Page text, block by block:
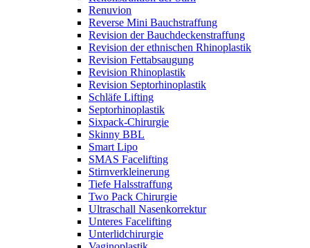
Renuvion
Reverse Mini Bauchstraffung
Revision der Bauchdeckenstraffung
Revision der ethnischen Rhinoplastik
Revision Fettabsaugung
Revision Rhinoplastik
Revision Septorhinoplastik
Schläfe Lifting
Septorhinoplastik
Sixpack-Chirurgie
Skinny BBL
Smart Lipo
SMAS Facelifting
Stirnverkleinerung
Tiefe Halsstraffung
Two Pack Chirurgie
Ultraschall Nasenkorrektur
Unteres Facelifting
Unterlidchirurgie